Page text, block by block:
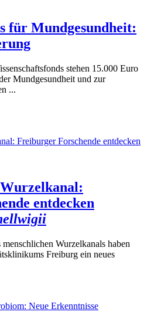
für Mundgesundheit:
stehen 15.000 Euro
Mundgesundheit und zur
...
entdecken
Wurzelkanals haben
Freiburg ein neues